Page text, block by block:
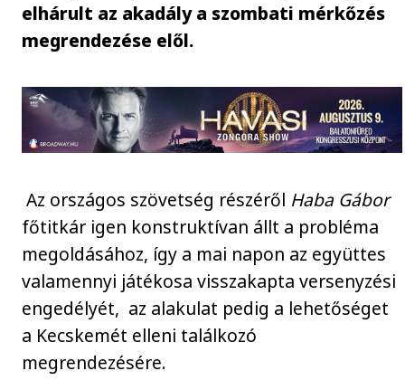
elhárult az akadály a szombati mérkőzés
megrendezése elől.
Az országos szövetség részéről Haba Gábor
főtitkár igen konstruktívan állt a probléma
megoldásához, így a mai napon az együttes
valamennyi játékosa visszakapta versenyzési
engedélyét, az alakulat pedig a lehetőséget
a Kecskemét elleni találkozó
megrendezésére.